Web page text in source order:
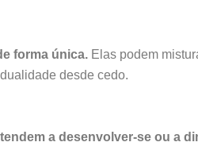
forma única. Elas podem
desde cedo.
a desenvolver-se ou a